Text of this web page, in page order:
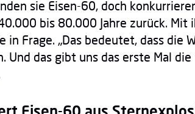
sie Eisen-60, doch
bis 80.000 Jahre zurück.
Frage. „Das bedeutet, dass die
das gibt uns das erste Mal
Eisen-60 aus